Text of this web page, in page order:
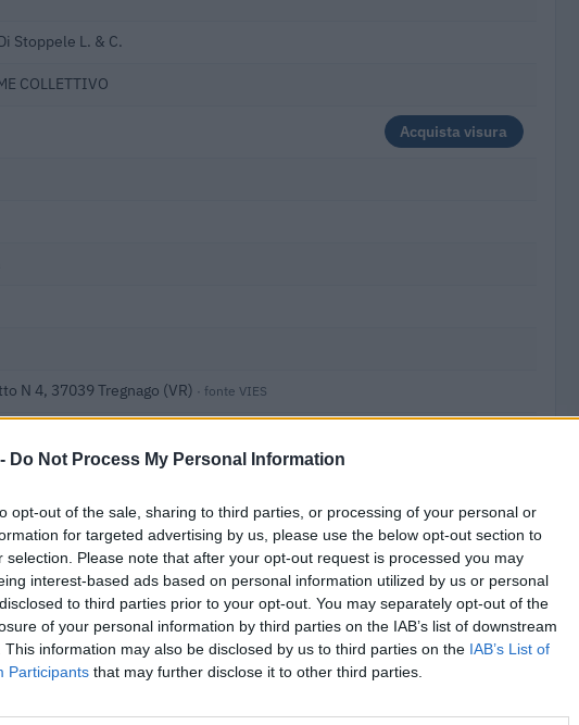
Do Not Process My Personal Information
opt-out of the sale, sharing to third parties, or processing of your personal or
for targeted advertising by us, please use the below opt-out section to
selection. Please note that after your opt-out request is processed you may
interest-based ads based on personal information utilized by us or personal
to third parties prior to your opt-out. You may separately opt-out of the
of your personal information by third parties on the IAB’s list of downstream
This information may also be disclosed by us to third parties on the IAB’s List of
Participants that may further disclose it to other third parties.
Stoppele L. & C.
COLLETTIVO
Acquista visura
N 4, 37039 Tregnago (VR) · fonte VIES
dati nella visura camerale →